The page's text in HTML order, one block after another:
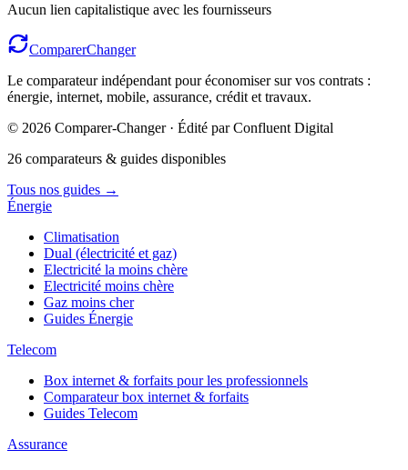
Aucun lien capitalistique avec les fournisseurs
ComparerChanger
Le comparateur indépendant pour économiser sur vos contrats :
énergie, internet, mobile, assurance, crédit et travaux.
© 2026 Comparer-Changer · Édité par Confluent Digital
26 comparateurs & guides disponibles
Tous nos guides →
Énergie
Climatisation
Dual (électricité et gaz)
Electricité la moins chère
Electricité moins chère
Gaz moins cher
Guides Énergie
Telecom
Box internet & forfaits pour les professionnels
Comparateur box internet & forfaits
Guides Telecom
Assurance